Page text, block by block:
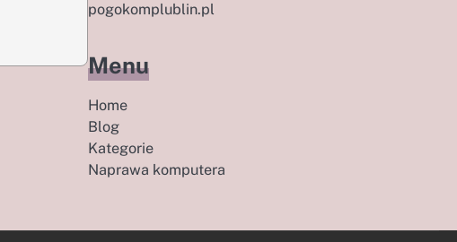
pogokomplublin.pl
Menu
Home
Blog
Kategorie
Naprawa komputera